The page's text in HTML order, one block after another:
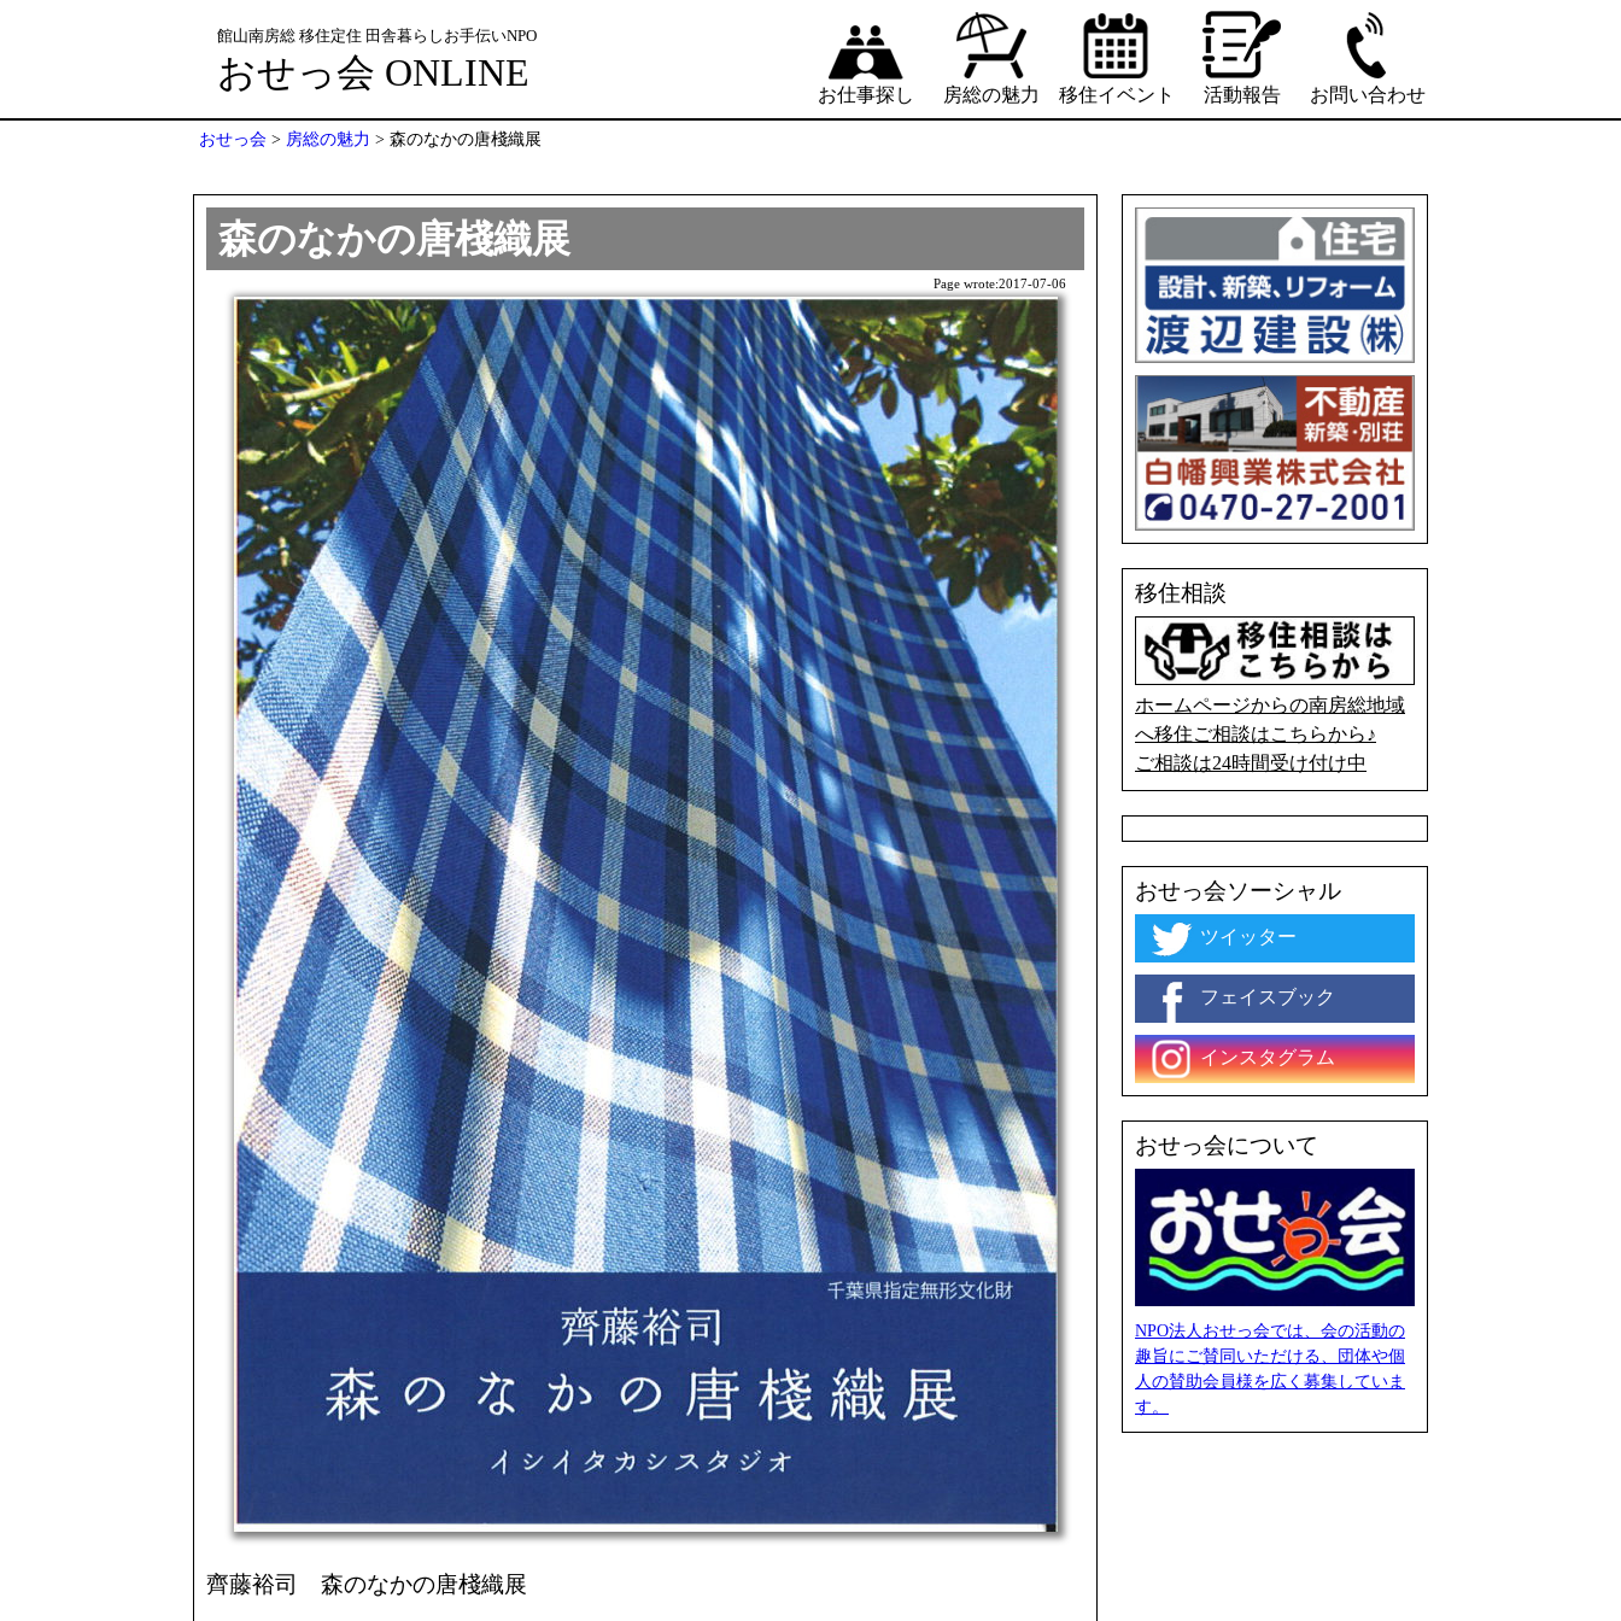
館山南房総 移住定住 田舎暮らしお手伝いNPO
おせっ会 ONLINE
お仕事探し 房総の魅力 移住イベント 活動報告 お問い合わせ
おせっ会 > 房総の魅力 > 森のなかの唐棧織展
森のなかの唐棧織展
Page wrote:2017-07-06
齊藤裕司 森のなかの唐棧織展
移住相談
ホームページからの南房総地域
へ移住ご相談はこちらから♪
ご相談は24時間受け付け中
おせっ会ソーシャル
ツイッター
フェイスブック
インスタグラム
おせっ会について
NPO法人おせっ会では、会の活動の
趣旨にご賛同いただける、団体や個
人の賛助会員様を広く募集していま
す。